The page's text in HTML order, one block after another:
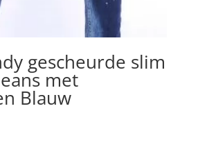
gescheurde slim
met
Blauw